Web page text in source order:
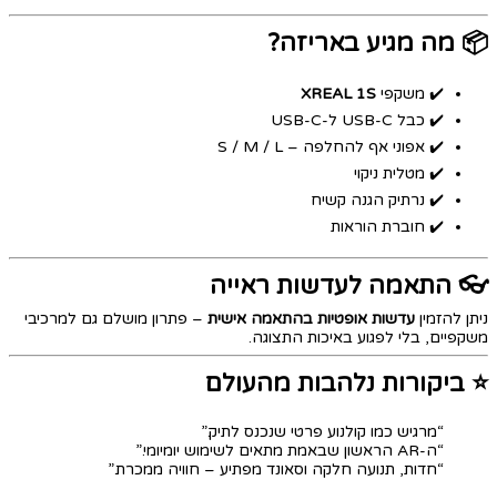
📦 מה מגיע באריזה?
✔️ משקפי XREAL 1S
✔️ כבל USB-C ל-USB-C
✔️ אפוני אף להחלפה – S / M / L
✔️ מטלית ניקוי
✔️ נרתיק הגנה קשיח
✔️ חוברת הוראות
👓 התאמה לעדשות ראייה
ניתן להזמין עדשות אופטיות בהתאמה אישית – פתרון מושלם גם למרכיבי
משקפיים, בלי לפגוע באיכות התצוגה.
⭐ ביקורות נלהבות מהעולם
“מרגיש כמו קולנוע פרטי שנכנס לתיק.”
“ה-AR הראשון שבאמת מתאים לשימוש יומיומי.”
“חדות, תנועה חלקה וסאונד מפתיע – חוויה ממכרת.”